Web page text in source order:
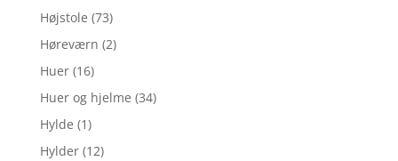
Højstole (73)
Høreværn (2)
Huer (16)
Huer og hjelme (34)
Hylde (1)
Hylder (12)